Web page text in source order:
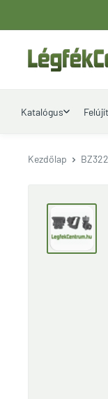
a
tartalomhoz
Katalógus
Kezdőlap